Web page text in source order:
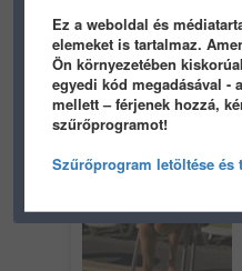
0 0
panamera
Ez a weboldal és
elemeket is tartalmaz.
Ön környezetében
egyedi kód megadásával -
mellett – férjenek hozzá,
szűrőprogramot!
Szűrőprogram letöltése